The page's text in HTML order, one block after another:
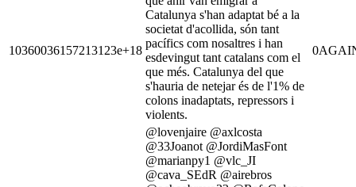
10360036157213123e+18
Catalunya s'han adaptat bé a la
societat d'acollida, són tant
pacífics com nosaltres i han
esdevingut tant catalans com el
que més. Catalunya del que
s'hauria de netejar és de l'1% de
colons inadaptats, repressors i
violents.
0
@lovenjaire @axlcosta
@33Joanot @JordiMasFont
@marianpy1 @vlc_JI
@cava_SEdR @airebros